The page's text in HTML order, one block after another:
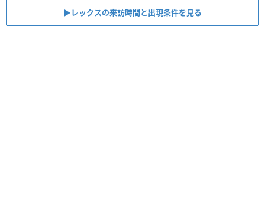
▶︎レックスの来訪時間と出現条件を見る